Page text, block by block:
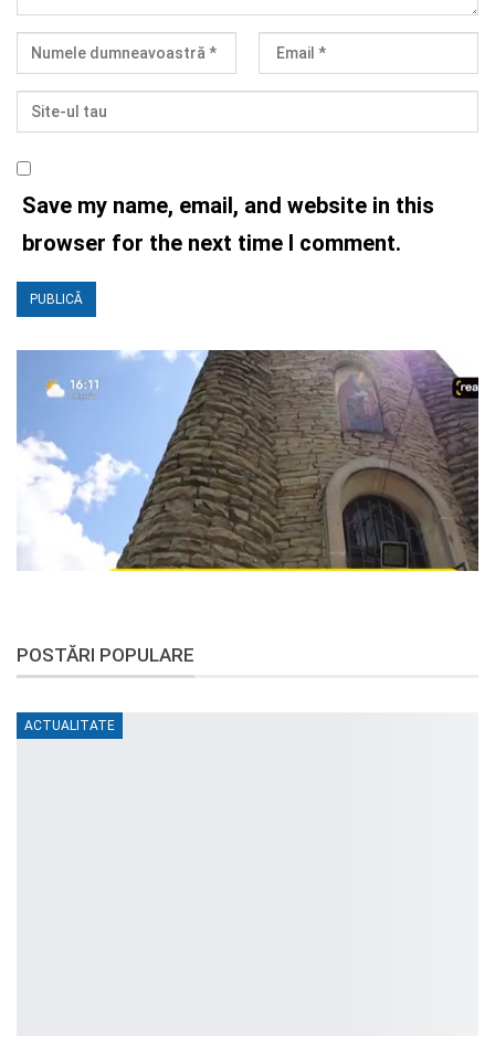
Save my name, email, and website in this
browser for the next time I comment.
POSTĂRI POPULARE
ACTUALITATE